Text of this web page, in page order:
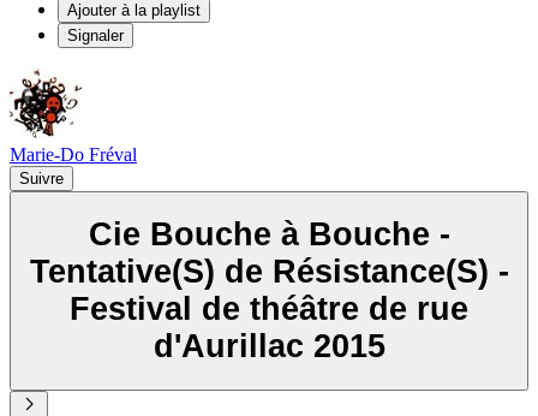
Ajouter à la playlist
Signaler
Marie-Do Fréval
Suivre
Cie Bouche à Bouche -
Tentative(S) de Résistance(S) -
Festival de théâtre de rue
d'Aurillac 2015